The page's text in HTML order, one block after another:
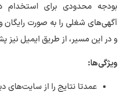
بودجه محدودی برای استخدام
آگهی‌های شغلی را به صورت رایگان
و در این مسیر، از طریق ایمیل نیز
ویژگی‌ها:
عمدتا نتایج را از سایت‌های